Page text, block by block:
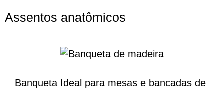
Assentos anatômicos
Banqueta Ideal para mesas e bancadas de